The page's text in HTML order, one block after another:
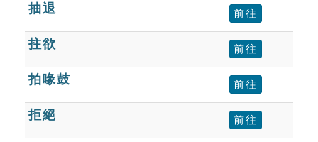
抽退 前往
拄欲 前往
拍喙鼓 前往
拒絕 前往